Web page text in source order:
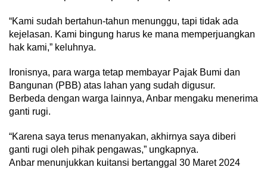
“Kami sudah bertahun-tahun menunggu, tapi tidak ada
kejelasan. Kami bingung harus ke mana memperjuangkan
hak kami,” keluhnya.
Ironisnya, para warga tetap membayar Pajak Bumi dan
Bangunan (PBB) atas lahan yang sudah digusur.
Berbeda dengan warga lainnya, Anbar mengaku menerima
ganti rugi.
“Karena saya terus menanyakan, akhirnya saya diberi
ganti rugi oleh pihak pengawas,” ungkapnya.
Anbar menunjukkan kuitansi bertanggal 30 Maret 2024